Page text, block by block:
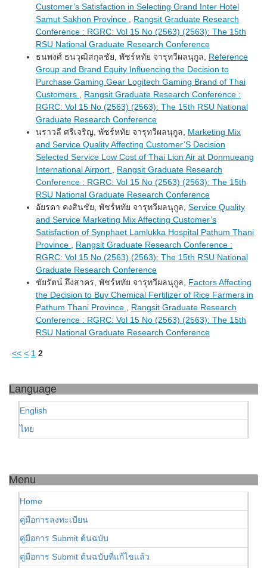
Customer’s Satisfaction in Selecting Grand Inter Hotel
Samut Sakhon Province
Rangsit Graduate Research
Conference : RGRC: Vol 15 No (2563) (2563): The 15th
RSU National Graduate Research Conference
ธนพงศ์ ธนวุฒิสกุลชัย, พัชร์หทัย จารุทวีผลนุกูล, Reference
Group and Brand Equity Influencing the Decision to
Purchase Gaming Gear Logitech Gaming Brand of Thai
Customers
Rangsit Graduate Research Conference :
RGRC: Vol 15 No (2563) (2563): The 15th RSU National
Graduate Research Conference
นราวลี ศรีเจริญ, พัชร์หทัย จารุทวีผลนุกูล, Marketing Mix
and Service Quality Affecting Customer’S Decision
Selected Service Low Cost of Thai Lion Air at Donmueang
International Airport
Rangsit Graduate Research
Conference : RGRC: Vol 15 No (2563) (2563): The 15th
RSU National Graduate Research Conference
อัยรดา คงสินชัย, พัชร์หทัย จารุทวีผลนุกูล, Service Quality
and Service Marketing Mix Affecting Customer’s
Satisfaction of Synphaet Lamlukka Hospital Pathum Thani
Province
Rangsit Graduate Research Conference :
RGRC: Vol 15 No (2563) (2563): The 15th RSU National
Graduate Research Conference
ชัยรัตน์ ถึงสาคร, พัชร์หทัย จารุทวีผลนุกูล, Factors Affecting
the Decision to Buy Chemical Fertilizer of Rice Farmers in
Pathum Thani Province
Rangsit Graduate Research
Conference : RGRC: Vol 15 No (2563) (2563): The 15th
RSU National Graduate Research Conference
<< < 1 2
Language
English
ไทย
Menu
Home
คู่มือการลงทะเบียน
คู่มือการ Submit ต้นฉบับ
คู่มือการ Submit ต้นฉบับที่แก้ไขแล้ว